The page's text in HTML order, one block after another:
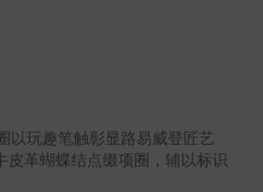
以玩趣笔触彰显路易威登匠艺
革蝴蝶结点缀项圈，辅以标识